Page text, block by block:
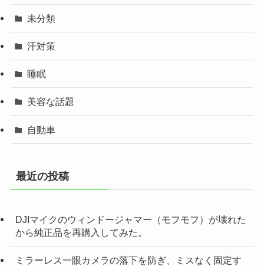
未分類
汗対策
睡眠
美容な話題
自動車
最近の投稿
DJIマイクのウィンドージャマー（モフモフ）が壊れた
から純正品を再購入してみた。
ミラーレス一眼カメラの落下を防ぎ、ミスなく固定す